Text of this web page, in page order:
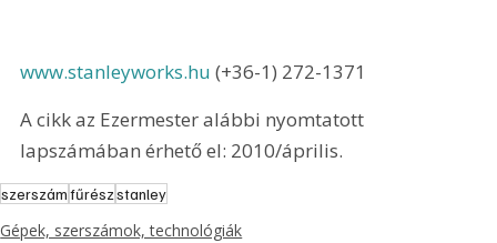
www.stanleyworks.hu (+36-1) 272-1371
A cikk az Ezermester alábbi nyomtatott
lapszámában érhető el: 2010/április.
szerszámfűrészstanley
Gépek, szerszámok, technológiák